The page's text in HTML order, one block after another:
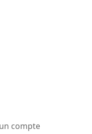
compte